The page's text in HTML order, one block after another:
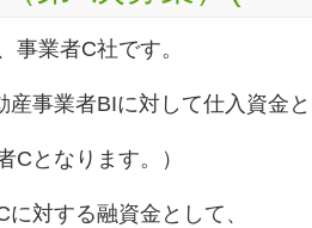
事業者C社です。
産事業者BIに対して仕入資金
Cとなります。）
対する融資金として、